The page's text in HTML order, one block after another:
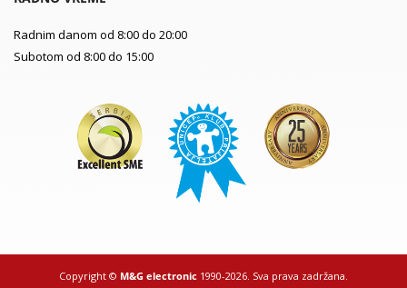
Radnim danom od 8:00 do 20:00
Subotom od 8:00 do 15:00
Copyright © M&G electronic 1990-2026. Sva prava zadržana.